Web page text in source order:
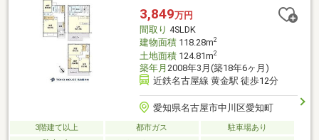
3,849万円
間取り 4SLDK
建物面積118.28m2
土地面積124.81m2
築年月 2008年3月(築18年6ヶ月)
近鉄名古屋線 黄金駅 徒歩12分
愛知県名古屋市中川区愛知町
3階建て以上 都市ガス
駐車場あり